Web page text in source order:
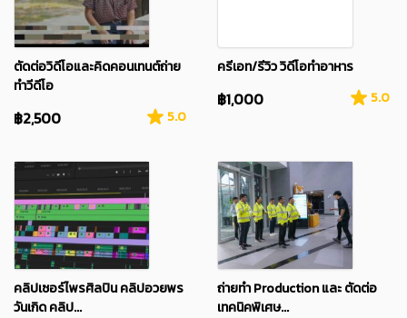
ตัดต่อวิดีโอและคิดคอนเทนต์ถ่าย
ทำวีดีโอ
฿2,500 5.0
ครีเอท/รีวิว วิดีโอทำอาหาร
฿1,000 5.0
คลิปเซอร์ไพรศิลปิน คลิปอวยพร
วันเกิด คลิป...
ถ่ายทำ Production และ ตัดต่อ
เทคนิคพิเศษ...